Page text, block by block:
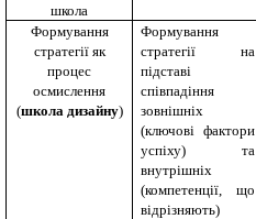
школа
Формування
стратегії як
процес
осмислення
(школа дизайну)
Формування
стратегії на
підставі
співпадіння
зовнішніх
(ключові фактори
успіху) та
внутрішніх
(компетенції, що
відрізняють)